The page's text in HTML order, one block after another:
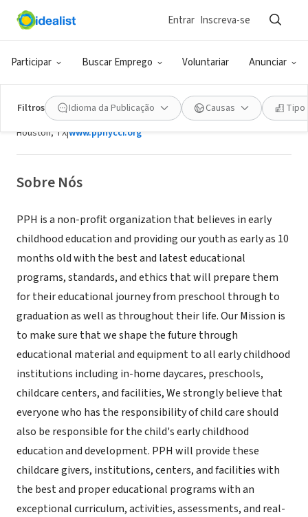
Participar Buscar Emprego Voluntariar Anunciar
Entrar Inscreva-se
Filtros Idioma da Publicação Causas Tipo
PPh Youth & Child Care Foundation
Inc.
Houston, TX|www.pphyccf.org
Sobre Nós
PPH is a non-profit organization that believes in early
childhood education and providing our youth as early as 10
months old with the best and latest educational
programs, standards, and ethics that will prepare them
for their educational journey from preschool through to
graduation as well as throughout their life. Our Mission is
to make sure that we shape the future through
educational material and equipment to all early childhood
institutions including in-home daycares, preschools,
childcare centers, and facilities, We strongly believe that
everyone who has the responsibility of child care should
also be responsible for the child's early childhood
education and development. PPH will provide these
childcare givers, institutions, centers, and facilities with
the best and proper educational programs with an
exceptional curriculum, activities, assessments, and real-